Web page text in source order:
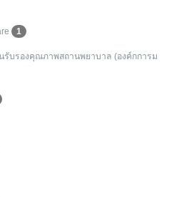
1
บรองคุณภาพสถานพยาบาล (องค์กการม